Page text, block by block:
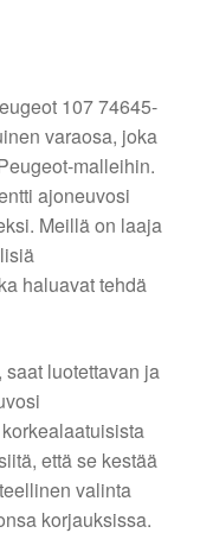
107 74645-
varaosa, joka
malleihin.
ajoneuvosi
Meillä on laaja
haluavat tehdä
luotettavan ja
että se kestää
valinta
korjauksissa.